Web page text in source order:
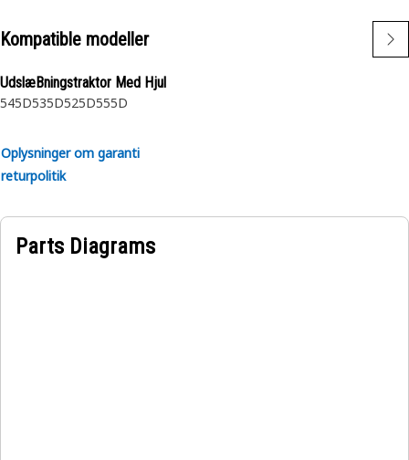
Kompatible modeller
UdslæBningstraktor Med Hjul
545D535D525D555D
Oplysninger om garanti
returpolitik
Parts Diagrams